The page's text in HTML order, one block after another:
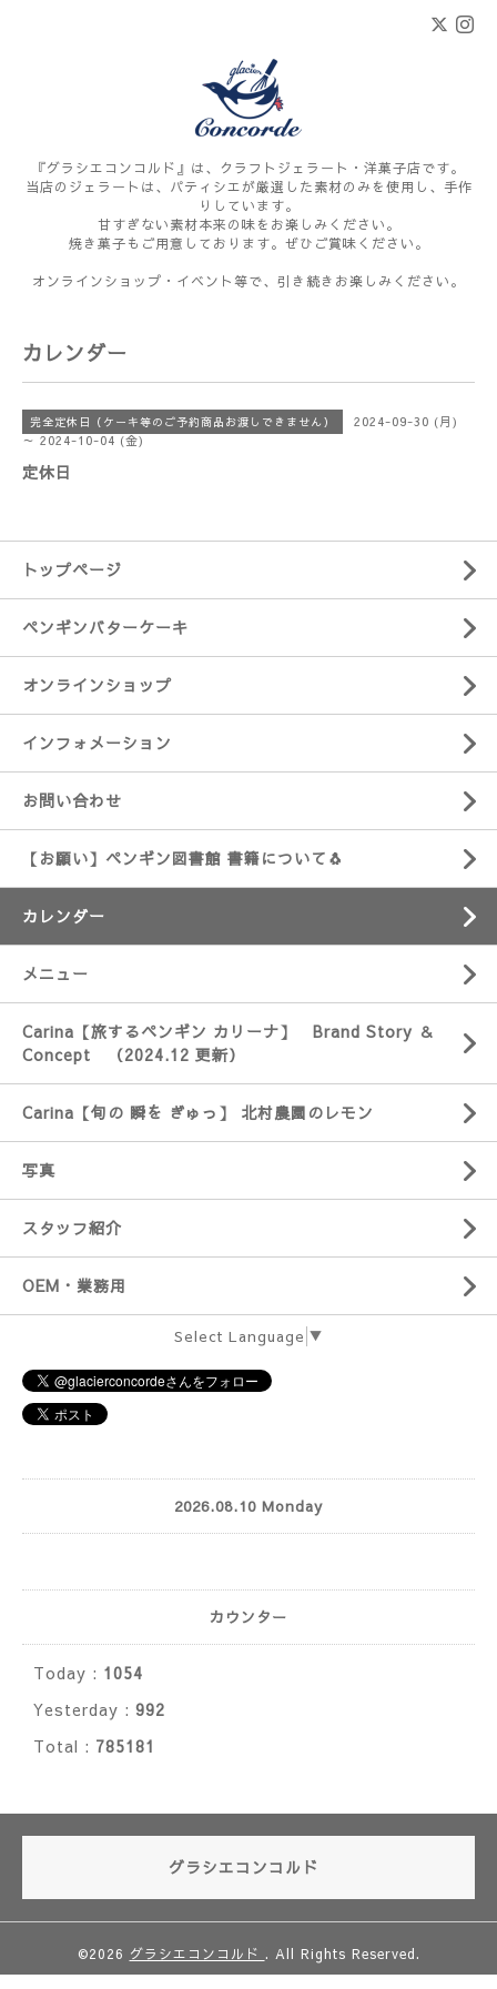
『グラシエコンコルド』は、クラフトジェラート・洋菓子店です。
当店のジェラートは、パティシエが厳選した素材のみを使用し、手作
りしています。
甘すぎない素材本来の味をお楽しみください。
焼き菓子もご用意しております。ぜひご賞味ください。
オンラインショップ・イベント等で、引き続きお楽しみください。
カレンダー
完全定休日（ケーキ等のご予約商品お渡しできません）
2024-09-30 (月)
～ 2024-10-04 (金)
定休日
トップページ
ペンギンバターケーキ
オンラインショップ
インフォメーション
お問い合わせ
【お願い】ペンギン図書館 書籍について🐧
カレンダー
メニュー
Carina【旅するペンギン カリーナ】 Brand Story ＆
Concept （2024.12 更新）
Carina【旬の 瞬を ぎゅっ】 北村農園のレモン
写真
スタッフ紹介
OEM・業務用
Select Language ▼
2026.08.10 Monday
カウンター
Today : 1054
Yesterday : 992
Total : 785181
グラシエコンコルド
©2026 グラシエコンコルド . All Rights Reserved.